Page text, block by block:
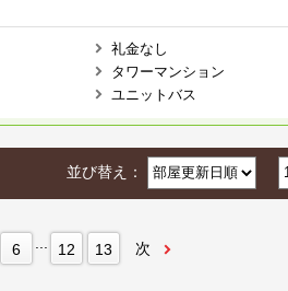
礼金なし
タワーマンション
ユニットバス
並び替え：
6 12 13 次